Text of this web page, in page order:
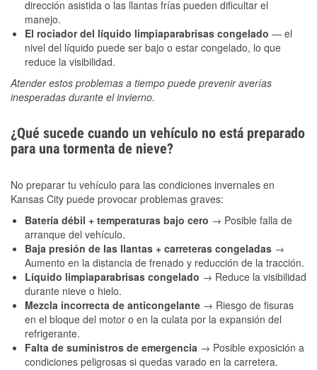
dirección asistida o las llantas frías pueden dificultar el
manejo.
El rociador del líquido limpiaparabrisas congelado — el
nivel del líquido puede ser bajo o estar congelado, lo que
reduce la visibilidad.
Atender estos problemas a tiempo puede prevenir averías
inesperadas durante el invierno.
¿Qué sucede cuando un vehículo no está preparado
para una tormenta de nieve?
No preparar tu vehículo para las condiciones invernales en
Kansas City puede provocar problemas graves:
Batería débil + temperaturas bajo cero → Posible falla de
arranque del vehículo.
Baja presión de las llantas + carreteras congeladas →
Aumento en la distancia de frenado y reducción de la tracción.
Líquido limpiaparabrisas congelado → Reduce la visibilidad
durante nieve o hielo.
Mezcla incorrecta de anticongelante → Riesgo de fisuras
en el bloque del motor o en la culata por la expansión del
refrigerante.
Falta de suministros de emergencia → Posible exposición a
condiciones peligrosas si quedas varado en la carretera.